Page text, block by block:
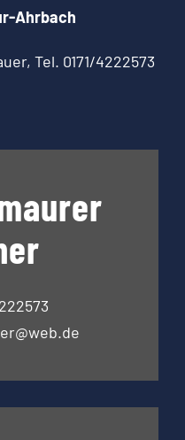
Ahrbach
Tel. 0171/4222573